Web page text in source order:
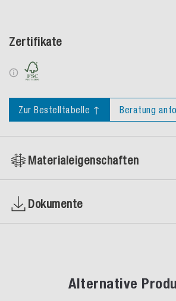
Zertifikate
Zur Bestelltabelle ↑ Beratung
Materialeigenschaften
Dokumente
Alternative